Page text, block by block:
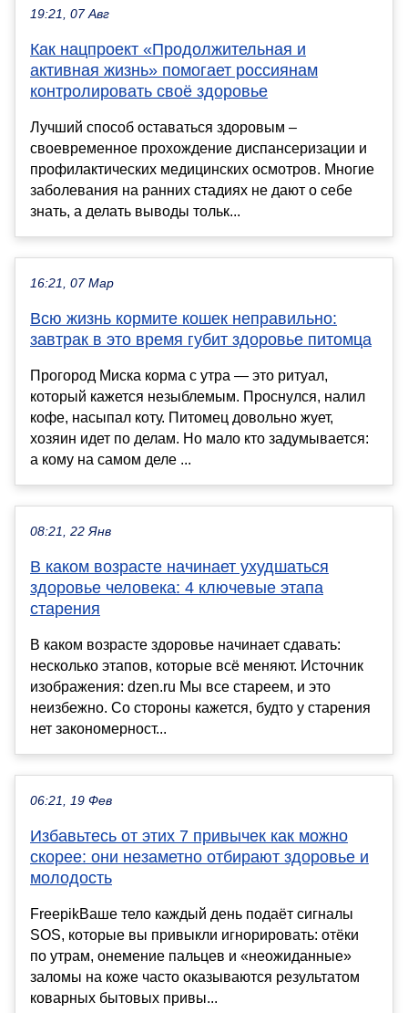
19:21, 07 Авг
Как нацпроект «Продолжительная и
активная жизнь» помогает россиянам
контролировать своё здоровье
Лучший способ оставаться здоровым –
своевременное прохождение диспансеризации и
профилактических медицинских осмотров. Многие
заболевания на ранних стадиях не дают о себе
знать, а делать выводы тольк...
16:21, 07 Мар
Всю жизнь кормите кошек неправильно:
завтрак в это время губит здоровье питомца
Прогород Миска корма с утра — это ритуал,
который кажется незыблемым. Проснулся, налил
кофе, насыпал коту. Питомец довольно жует,
хозяин идет по делам. Но мало кто задумывается:
а кому на самом деле ...
08:21, 22 Янв
В каком возрасте начинает ухудшаться
здоровье человека: 4 ключевые этапа
старения
В каком возрасте здоровье начинает сдавать:
несколько этапов, которые всё меняют. Источник
изображения: dzen.ru Мы все стареем, и это
неизбежно. Со стороны кажется, будто у старения
нет закономерност...
06:21, 19 Фев
Избавьтесь от этих 7 привычек как можно
скорее: они незаметно отбирают здоровье и
молодость
FreepikВаше тело каждый день подаёт сигналы
SOS, которые вы привыкли игнорировать: отёки
по утрам, онемение пальцев и «неожиданные»
заломы на коже часто оказываются результатом
коварных бытовых привы...